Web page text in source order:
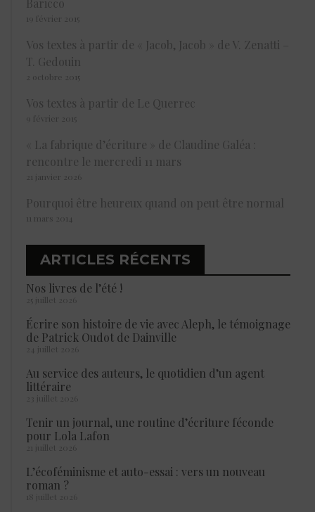
Baricco
19 février 2015
Vos textes à partir de « Jacob, Jacob » de V. Zenatti –
T. Gedouin
2 octobre 2015
Vos textes à partir de Le Querrec
9 février 2015
« La fabrique d’écriture » de Claudine Galéa :
rencontre le mercredi 11 mars
21 janvier 2026
Pourquoi être heureux quand on peut être normal
11 mars 2014
ARTICLES RÉCENTS
Nos livres de l’été !
25 juillet 2026
Écrire son histoire de vie avec Aleph, le témoignage
de Patrick Oudot de Dainville
24 juillet 2026
Au service des auteurs, le quotidien d’un agent
littéraire
23 juillet 2026
Tenir un journal, une routine d’écriture féconde
pour Lola Lafon
21 juillet 2026
L’écoféminisme et auto-essai : vers un nouveau
roman ?
18 juillet 2026